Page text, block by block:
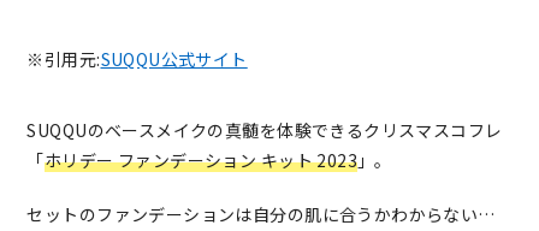
※引用元:SUQQU公式サイト
SUQQUのベースメイクの真髄を体験できるクリスマスコフレ
「ホリデー ファンデーション キット 2023 」。
セットのファンデーションは自分の肌に合うかわからない…